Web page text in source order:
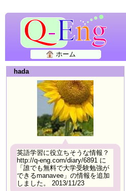
ホーム
hada
英語学習に役立ちそうな情報？
http://q-eng.com/diary/6891 に
「誰でも無料で大学受験勉強が
できるmanavee」の情報を追加
しました。 2013/11/23